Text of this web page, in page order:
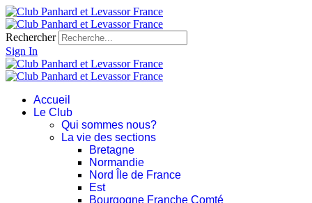
Rechercher
Sign In
Accueil
Le Club
Qui sommes nous?
La vie des sections
Bretagne
Normandie
Nord Île de France
Est
Bourgogne Franche Comté